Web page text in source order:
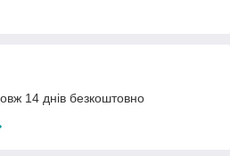
14 днів безкоштовно